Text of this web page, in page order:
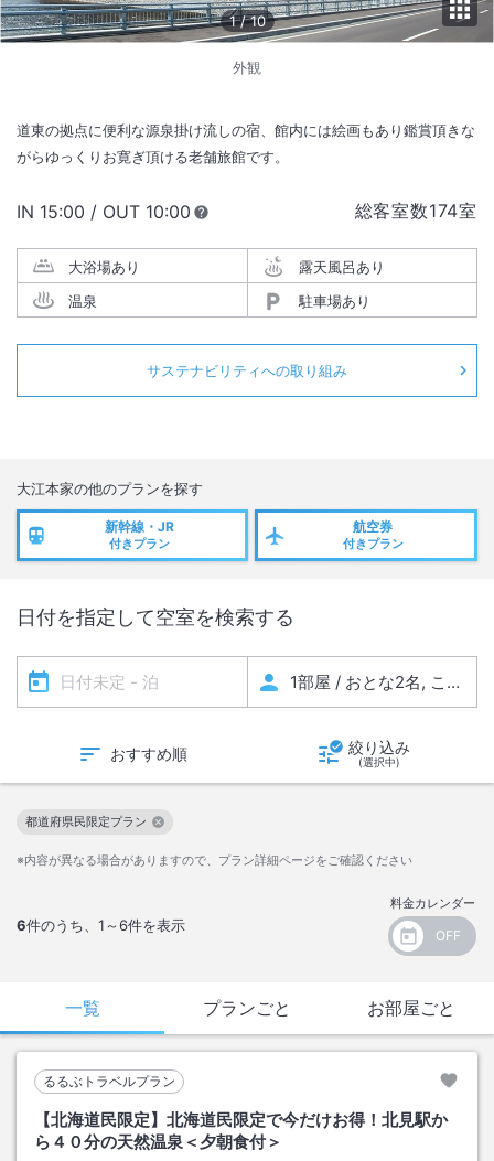
1 /10
外観
道東の拠点に便利な源泉掛け流しの宿、館内には絵画もあり鑑賞頂きな
がらゆっくりお寛ぎ頂ける老舗旅館です。
総客室数174室
IN チェックイン
15:00 / OUT チェックアウト
10:00
大浴場あり
露天風呂あり
温泉
駐車場あり
サステナビリティへの取り組み
大江本家の他のプランを探す
新幹線・JR
付きプラン
航空券
付きプラン
日付を指定して空室を検索する
おすすめ順 絞り込み
(選択中)
6件のうち、 1～6件を表示
料金カレンダー
都道府県民限定プラン
この絞り込み条件を解除
※内容が異なる場合がありますので、プラン詳細ページをご確認ください
一覧 プランごと お部屋ごと
るるぶトラベルプラン
【北海道民限定】北海道民限定で今だけお得！北見駅か
ら４０分の天然温泉＜夕朝食付＞